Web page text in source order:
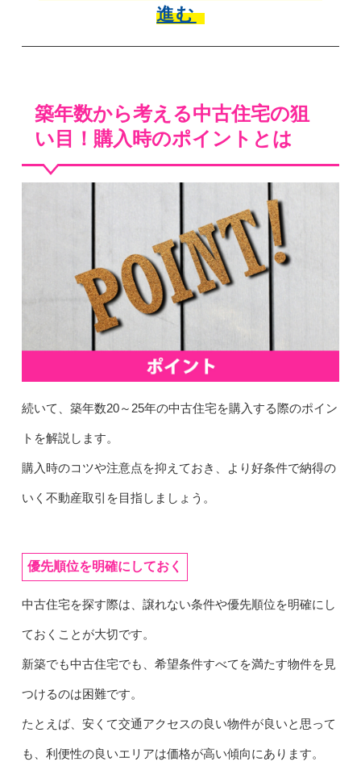
進む
築年数から考える中古住宅の狙
い目！購入時のポイントとは
続いて、築年数20～25年の中古住宅を購入する際のポイン
トを解説します。
購入時のコツや注意点を抑えておき、より好条件で納得の
いく不動産取引を目指しましょう。
優先順位を明確にしておく
中古住宅を探す際は、譲れない条件や優先順位を明確にし
ておくことが大切です。
新築でも中古住宅でも、希望条件すべてを満たす物件を見
つけるのは困難です。
たとえば、安くて交通アクセスの良い物件が良いと思って
も、利便性の良いエリアは価格が高い傾向にあります。